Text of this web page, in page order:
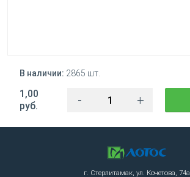
В наличии: 2865 шт.
1,00
руб.
- +
г. Стерлитамак, ул. Кочетова, 74а